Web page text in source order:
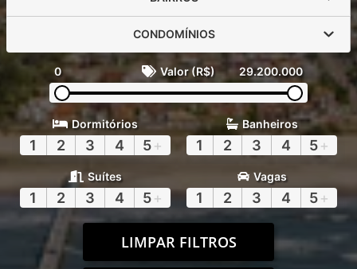
CONDOMÍNIOS
0 Valor (R$) 29.200.000
Dormitórios
1 2 3 4 5+
Banheiros
1 2 3 4 5+
Suítes
1 2 3 4 5+
Vagas
1 2 3 4 5+
LIMPAR FILTROS